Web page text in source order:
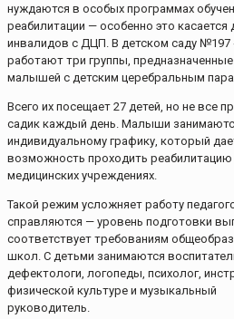
нуждаются в особых программах
реабилитации — особенно это касается
инвалидов с ДЦП. В детском саду №197
работают три группы,
малышей с детским церебральным
Всего их посещает 27 детей, но не все
садик каждый день. Малыши
индивидуальному графику, который
возможность проходить реабилитацию
медицинских учреждениях.
Такой режим усложняет работу
справляются — уровень подготовки
соответствует требованиям
школ. С детьми занимаются
дефектологи, логопеды, психолог,
физической культуре и музыкальный
руководитель.